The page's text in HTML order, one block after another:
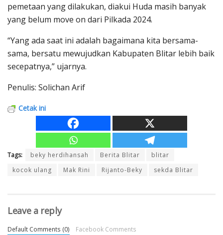
pemetaan yang dilakukan, diakui Huda masih banyak
yang belum move on dari Pilkada 2024.
“Yang ada saat ini adalah bagaimana kita bersama-
sama, bersatu mewujudkan Kabupaten Blitar lebih baik
secepatnya,” ujarnya.
Penulis: Solichan Arif
Cetak ini
Tags: beky herdihansah Berita Blitar
blitar
kocok ulang
Mak Rini Rijanto-Beky sekda Blitar
Leave a reply
Default Comments (0) Facebook Comments